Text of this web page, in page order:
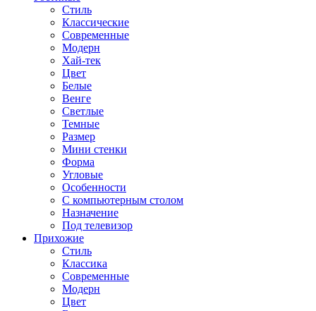
Стиль
Классические
Современные
Модерн
Хай-тек
Цвет
Белые
Венге
Светлые
Темные
Размер
Мини стенки
Форма
Угловые
Особенности
С компьютерным столом
Назначение
Под телевизор
Прихожие
Стиль
Классика
Современные
Модерн
Цвет